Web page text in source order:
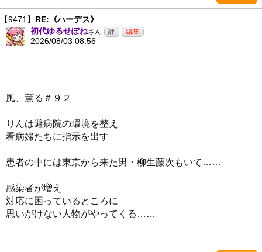
【9471】 RE:《ハーデス》
初代ゆるせぽねさん
2026/08/03 08:56
風、薫る＃９２
りんは避病院の環境を整え
看病婦たちに指示を出す
患者の中には東京から来た男・柳生藤次もいて……
感染者が増え
対応に困っているところに
思いがけない人物がやってくる……